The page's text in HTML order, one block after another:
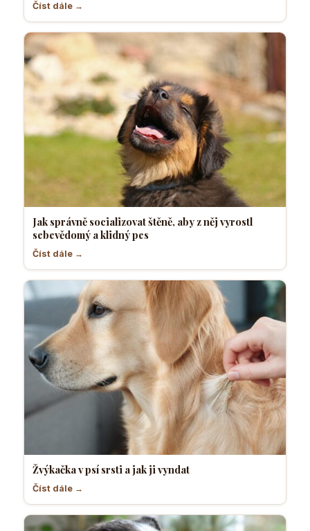
Číst dále →
Jak správně socializovat štěně, aby z něj vyrostl
sebevědomý a klidný pes
Číst dále →
Žvýkačka v psí srsti a jak ji vyndat
Číst dále →